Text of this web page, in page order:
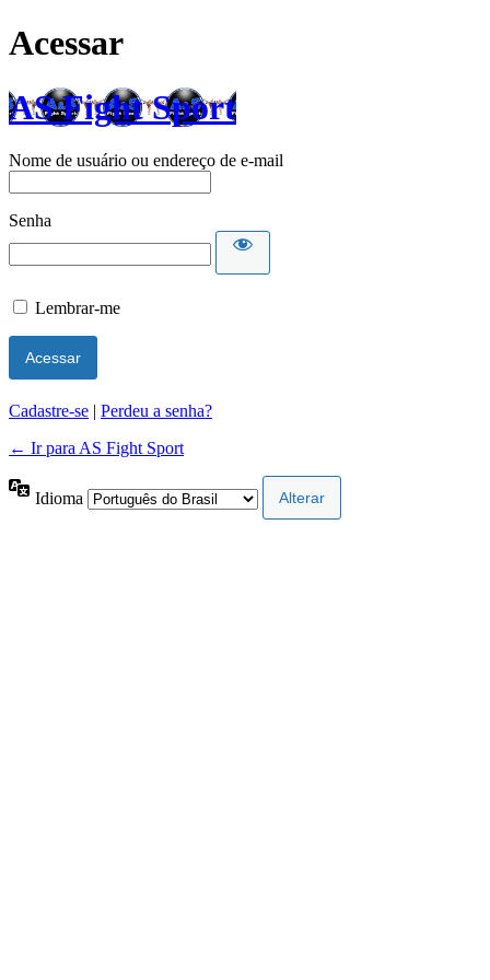
Acessar
AS Fight Sport
Nome de usuário ou endereço de e-mail
Senha
Lembrar-me
Cadastre-se | Perdeu a senha?
← Ir para AS Fight Sport
Idioma